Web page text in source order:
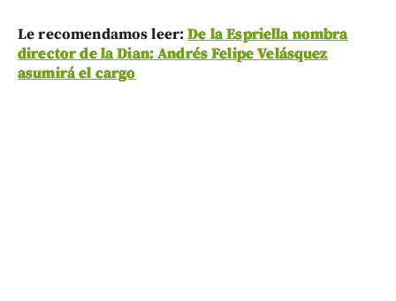
Le recomendamos leer:De la Espriella nombra
director de la Dian: Andrés Felipe Velásquez
asumirá el cargo